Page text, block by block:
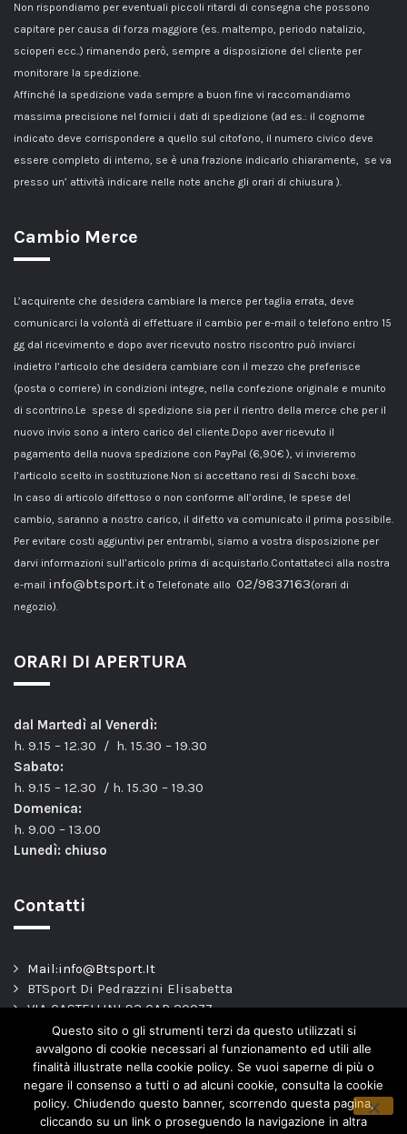
Non rispondiamo per eventuali piccoli ritardi di consegna che possono
capitare per causa di forza maggiore (es. maltempo, periodo natalizio,
scioperi ecc..) rimanendo però, sempre a disposizione del cliente per
monitorare la spedizione.
Affinché la spedizione vada sempre a buon fine vi raccomandiamo
massima precisione nel fornici i dati di spedizione (ad es.: il cognome
indicato deve corrispondere a quello sul citofono, il numero civico deve
essere completo di interno, se è una frazione indicarlo chiaramente, se va
presso un’ attività indicare nelle note anche gli orari di chiusura ).
Cambio Merce
L’acquirente che desidera cambiare la merce per taglia errata, deve
comunicarci la volontà di effettuare il cambio per e-mail o telefono entro 15
gg dal ricevimento e dopo aver ricevuto nostro riscontro può inviarci
indietro l’articolo che desidera cambiare con il mezzo che preferisce
(posta o corriere) in condizioni integre, nella confezione originale e munito
di scontrino.Le spese di spedizione sia per il rientro della merce che per il
nuovo invio sono a intero carico del cliente.Dopo aver ricevuto il
pagamento della nuova spedizione con PayPal (6,90€ ), vi invieremo
l’articolo scelto in sostituzione.Non si accettano resi di Sacchi boxe.
In caso di articolo difettoso o non conforme all’ordine, le spese del
cambio, saranno a nostro carico, il difetto va comunicato il prima possibile.
Per evitare costi aggiuntivi per entrambi, siamo a vostra disposizione per
darvi informazioni sull’articolo prima di acquistarlo.Contattateci alla nostra
e-mail info@btsport.it o Telefonate allo 02/9837163(orari di
negozio).
ORARI DI APERTURA
dal Martedì al Venerdì:
h. 9.15 – 12.30 / h. 15.30 – 19.30
Sabato:
h. 9.15 – 12.30 / h. 15.30 – 19.30
Domenica:
h. 9.00 – 13.00
Lunedì: chiuso
Contatti
Mail:info@Btsport.It
BTSport Di Pedrazzini Elisabetta
VIA CASTELLINI 93 CAP 20077
Melegnano – MI –
TEL: 02.9837163
P.Iva. 04443820966
Questo sito o gli strumenti terzi da questo utilizzati si
avvalgono di cookie necessari al funzionamento ed utili alle
finalità illustrate nella cookie policy. Se vuoi saperne di più o
negare il consenso a tutti o ad alcuni cookie, consulta la cookie
policy. Chiudendo questo banner, scorrendo questa pagina,
cliccando su un link o proseguendo la navigazione in altra